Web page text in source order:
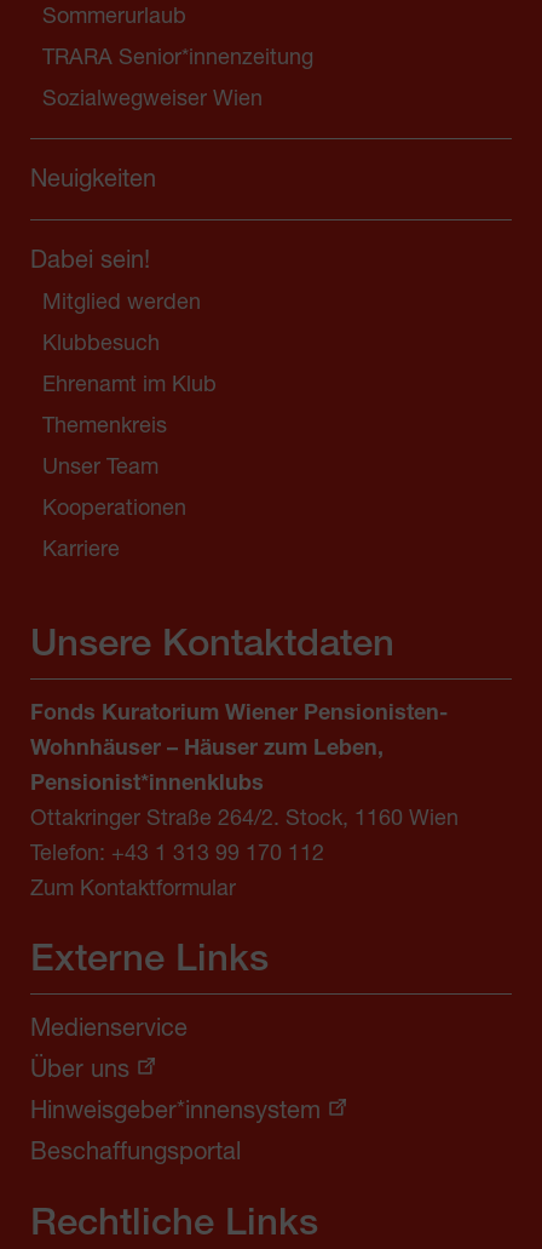
Sommerurlaub
TRARA Senior*innenzeitung
Sozialwegweiser Wien
Neuigkeiten
Dabei sein!
Mitglied werden
Klubbesuch
Ehrenamt im Klub
Themenkreis
Unser Team
Kooperationen
Karriere
Unsere Kontaktdaten
Fonds Kuratorium Wiener Pensionisten-
Wohnhäuser – Häuser zum Leben,
Pensionist*innenklubs
Ottakringer Straße 264/2. Stock, 1160 Wien
Telefon: +43 1 313 99 170 112
Zum Kontaktformular
Externe Links
Medienservice
Über uns
Hinweisgeber*innensystem
Beschaffungsportal
Rechtliche Links